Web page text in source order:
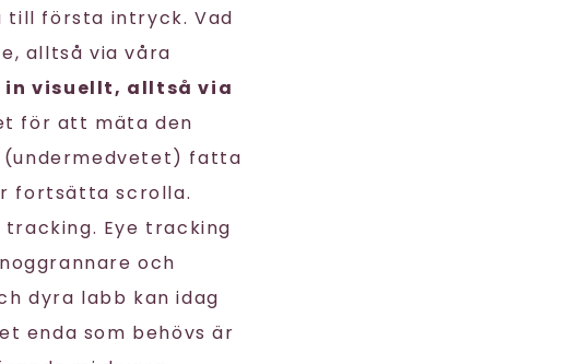
till första intryck. Vad
alltså via våra
visuellt, alltså via
för att mäta den
fatta
fortsätta scrolla.
Eye tracking
och
dyra labb kan idag
enda som behövs är